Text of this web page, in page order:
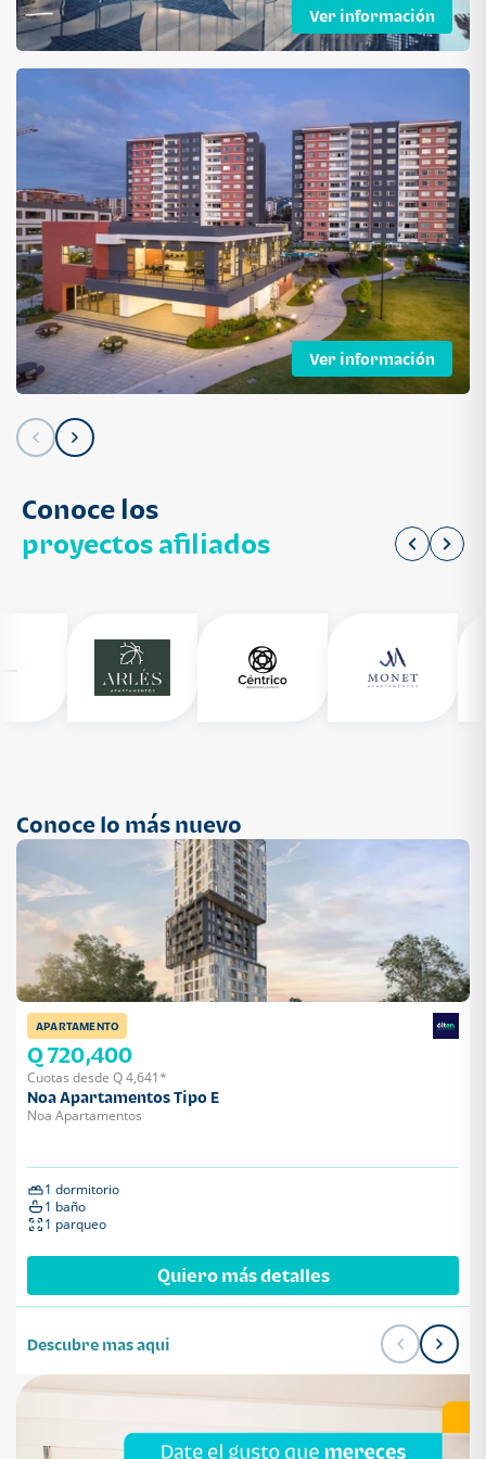
Ver información
Ver información
Conoce los
proyectos afiliados
Conoce lo más nuevo
APARTAMENTO
Q 720,400
Cuotas desde Q 4,641*
Noa Apartamentos Tipo E
Noa Apartamentos
1 dormitorio
1 baño
1 parqueo
Quiero más detalles
Descubre mas aqui